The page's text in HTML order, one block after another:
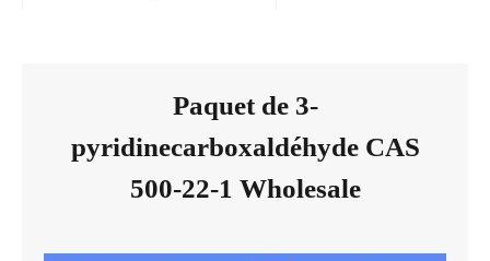
Paquet de 3-
pyridinecarboxaldéhyde CAS
500-22-1 Wholesale